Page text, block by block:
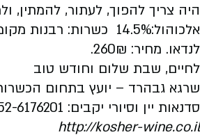
היה צריך להפוך, לעתור, להמתין,
אלכוהול:14.5% כשרות:
לנדאו. מחיר: 260₪.
לחיים, שבת שלום וחודש טוב
שרגא גבהרד – יועץ בתחום
סדנאות יין וסיורי יקבים: 052-6176201
http://kosher-wine.co.il